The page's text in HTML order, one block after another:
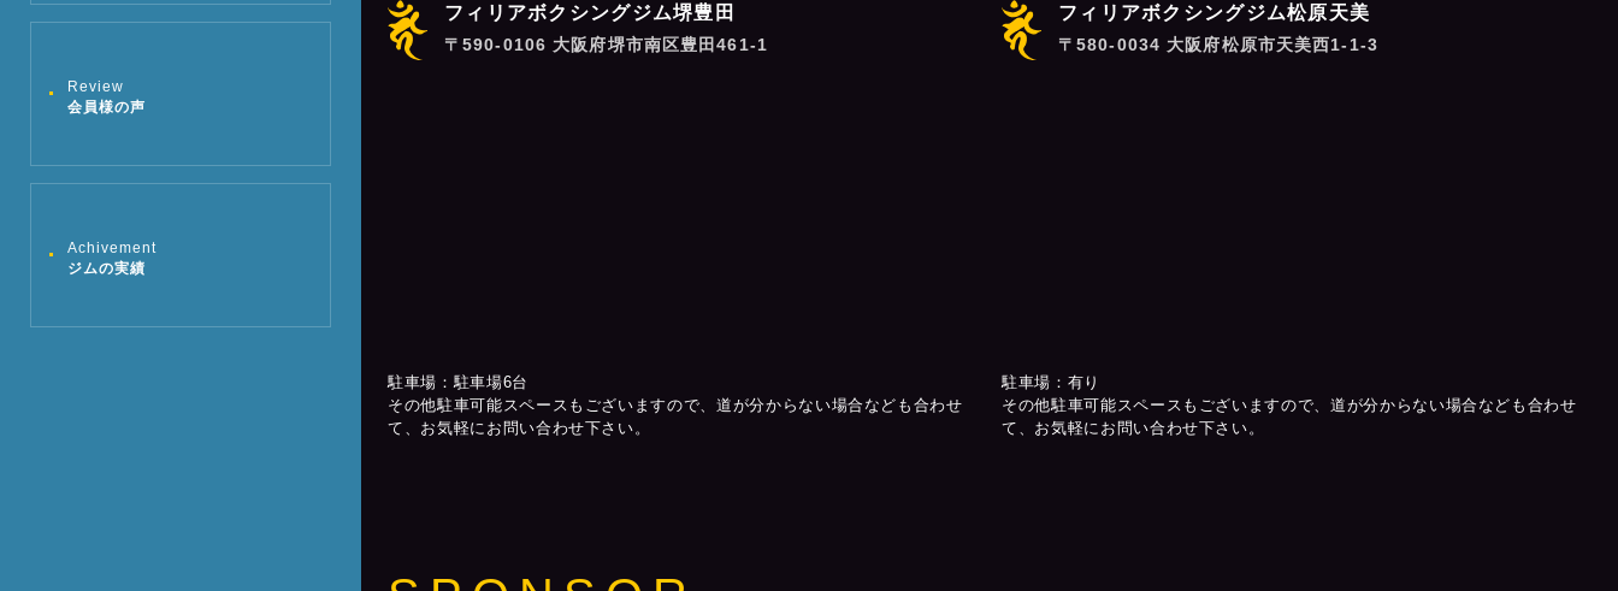
Review
会員様の声
Achivement
ジムの実績
フィリアボクシングジム堺豊田
〒590-0106 大阪府堺市南区豊田461-1
駐車場：駐車場6台
その他駐車可能スペースもございますので、道が分からない場合なども合わせ
て、お気軽にお問い合わせ下さい。
フィリアボクシングジム松原天美
〒580-0034 大阪府松原市天美西1-1-3
駐車場：有り
その他駐車可能スペースもございますので、道が分からない場合なども合わせ
て、お気軽にお問い合わせ下さい。